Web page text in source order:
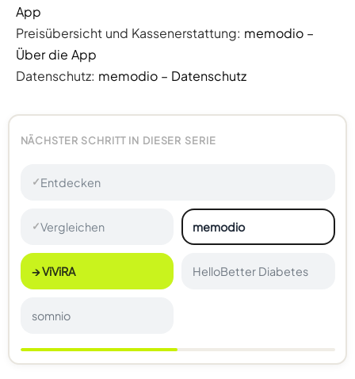
App
Preisübersicht und Kassenerstattung: memodio –
Über die App
Datenschutz: memodio – Datenschutz
NÄCHSTER SCHRITT IN DIESER SERIE
✓Entdecken
✓Vergleichen memodio
→ ViViRA HelloBetter Diabetes
somnio